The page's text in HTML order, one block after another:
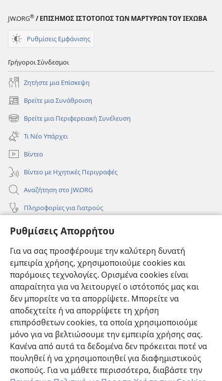
Ρυθμίσεις Απορρήτου
Για να σας προσφέρουμε την καλύτερη δυνατή
εμπειρία χρήσης, χρησιμοποιούμε cookies και
παρόμοιες τεχνολογίες. Ορισμένα cookies είναι
απαραίτητα για να λειτουργεί ο ιστότοπός μας και
δεν μπορείτε να τα απορρίψετε. Μπορείτε να
αποδεχτείτε ή να απορρίψετε τη χρήση
επιπρόσθετων cookies, τα οποία χρησιμοποιούμε
μόνο για να βελτιώσουμε την εμπειρία χρήσης σας.
Κανένα από αυτά τα δεδομένα δεν πρόκειται ποτέ να
πουληθεί ή να χρησιμοποιηθεί για διαφημιστικούς
σκοπούς. Για να μάθετε περισσότερα, διαβάστε την
JW.ORG® / ΕΠΙΣΗΜΟΣ ΙΣΤΟΤΟΠΟΣ ΤΩΝ ΜΑΡΤΥΡΩΝ ΤΟΥ ΙΕΧΩΒΑ
Ρυθμίσεις Εμφάνισης
Γρήγοροι Σύνδεσμοι
Ζητήστε μια Επίσκεψη
Βρείτε μια Συνάθροιση
(ανοίγει
νέο
παράθυρο)
Βρείτε μια Περιφερειακή Συνέλευση
(ανοίγει
νέο
παράθυρο)
Τι Νέο Υπάρχει
Βίντεο
Βίντεο με Ηχητικές Περιγραφές
Αναζήτηση στο JW.ORG
Πληροφορίες για Γιατρούς
Πληροφορίες για Επίσημους Φορείς και ΜΜΕ
Συνεισφορές
(ανοίγει
παράθυρο)ΔΙΑΔΙΚΤΥΑΚΗ ΒΙΒΛΙΟΘΗΚΗ της Σκοπιάς™
(ανοίγει
νέο
παράθυρο)
JW Hub ®
(ανοίγει
νέο
παράθυρο)JW Library®
Βιβλιοθήκη της Σκοπιάς